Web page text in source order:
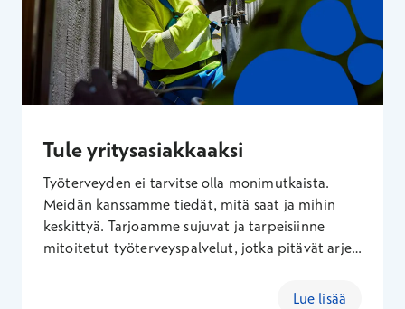
Tule yritysasiakkaaksi
Työterveyden ei tarvitse olla monimutkaista.
Meidän kanssamme tiedät, mitä saat ja mihin
keskittyä. Tarjoamme sujuvat ja tarpeisiinne
mitoitetut työterveyspalvelut, jotka pitävät arjen
toimialan huomioiden, jotta huominen ei tule
Lue lisää